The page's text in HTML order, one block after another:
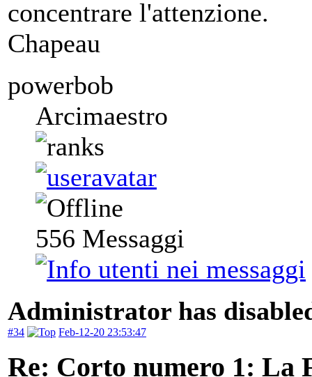
concentrare l'attenzione.
Chapeau
powerbob
Arcimaestro
556 Messaggi
Administrator has
#34 Feb-12-20 23:53:47
Re: Corto numero 1: La